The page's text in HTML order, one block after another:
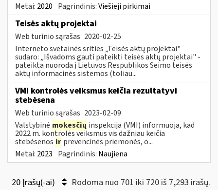
Metai: 2020 Pagrindinis:Viešieji pirkimai
Teisės aktų projektai
Web turinio sąrašas 2020-02-25
Interneto svetainės srities „Teisės aktų projektai"
sudaro: „Išvadoms gauti pateikti teisės aktų projektai" -
pateikta nuoroda į Lietuvos Respublikos Seimo teisės
aktų informacinės sistemos (toliau...
VMI kontrolės veiksmus keičia rezultatyvi
stebėsena
Web turinio sąrašas 2023-02-09
Valstybinė mokesčių inspekcija (VMI) informuoja, kad
2022 m. kontrolės veiksmus vis dažniau keičia
stebėsenos ir prevencinės priemonės, o...
Metai: 2023 Pagrindinis: Naujiena
20 Įrašų(-ai) Rodoma nuo 701 iki 720 iš 7,293 irašų.